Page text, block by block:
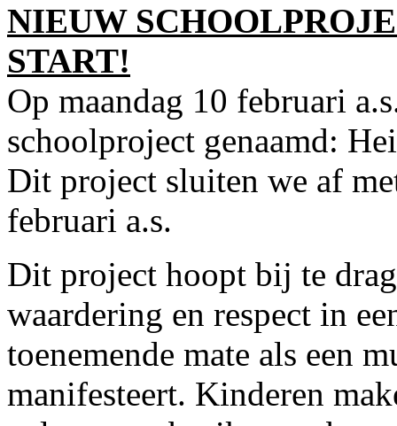
NIEUW
START!
Op maandag 10 februari
schoolproject genaamd:
Dit project sluiten we af
februari a.s.
Dit project hoopt bij te
waardering en respect in
toenemende mate als een
manifesteert. Kinderen